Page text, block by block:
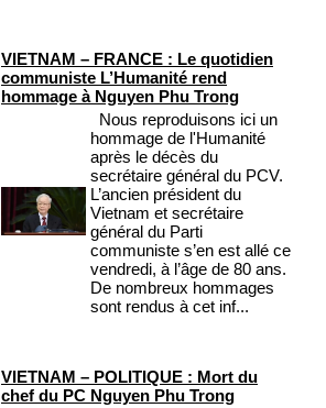
VIETNAM – FRANCE : Le quotidien
communiste L’Humanité rend
hommage à Nguyen Phu Trong
Nous reproduisons ici un
hommage de l'Humanité
après le décès du
secrétaire général du PCV.
L’ancien président du
Vietnam et secrétaire
général du Parti
communiste s’en est allé ce
vendredi, à l’âge de 80 ans.
De nombreux hommages
sont rendus à cet inf...
VIETNAM – POLITIQUE : Mort du
chef du PC Nguyen Phu Trong